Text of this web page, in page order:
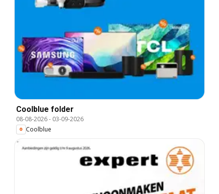
Coolblue folder
08-08-2026- 03-09-2026
Coolblue